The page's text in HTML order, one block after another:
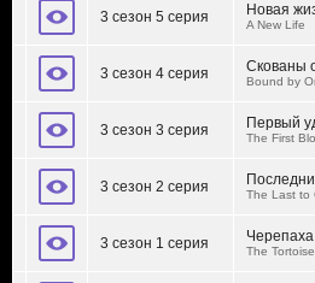
3 сезон 5 серия Новая
A New Life
3 сезон 4 серия Скованы
Bound by
3 сезон 3 серия Первый
The First
3 сезон 2 серия The Last to
3 сезон 1 серия The